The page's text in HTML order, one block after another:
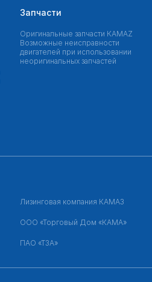
Запчасти
Оригинальные запчасти КAMAZ
Возможные неисправности
двигателей при использовании
неоригинальных запчастей
Лизинговая компания КАМАЗ
ООО «Торговый Дом «КАМА»
ПАО «ТЗА»